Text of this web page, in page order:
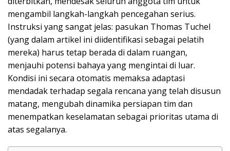
mengambil langkah-langkah pencegahan serius.
Instruksi yang sangat jelas: pasukan Thomas Tuchel
(yang dalam artikel ini diidentifikasi sebagai pelatih
mereka) harus tetap berada di dalam ruangan,
menjauhi potensi bahaya yang mengintai di luar.
Kondisi ini secara otomatis memaksa adaptasi
mendadak terhadap segala rencana yang telah disusun
matang, mengubah dinamika persiapan tim dan
menempatkan keselamatan sebagai prioritas utama di
atas segalanya.